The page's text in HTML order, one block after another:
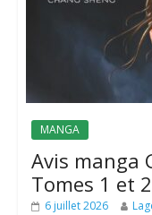
MANGA
Avis manga
Tomes 1 et
6 juillet 2026